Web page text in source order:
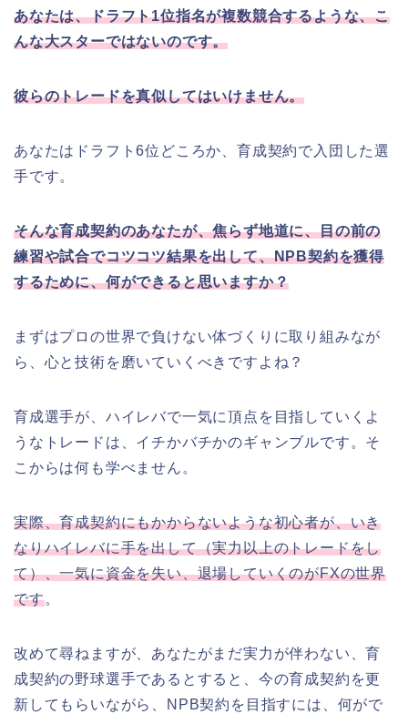
あなたは、ドラフト1位指名が複数競合するような、こ
んな大スターではないのです。
彼らのトレードを真似してはいけません。
あなたはドラフト6位どころか、育成契約で入団した選
手です。
そんな育成契約のあなたが、焦らず地道に、目の前の
練習や試合でコツコツ結果を出して、NPB契約を獲得
するために、何ができると思いますか？
まずはプロの世界で負けない体づくりに取り組みなが
ら、心と技術を磨いていくべきですよね？
育成選手が、ハイレバで一気に頂点を目指していくよ
うなトレードは、イチかバチかのギャンブルです。そ
こからは何も学べません。
実際、育成契約にもかからないような初心者が、いき
なりハイレバに手を出して（実力以上のトレードをし
て）、一気に資金を失い、退場していくのがFXの世界
です。
改めて尋ねますが、あなたがまだ実力が伴わない、育
成契約の野球選手であるとすると、今の育成契約を更
新してもらいながら、NPB契約を目指すには、何がで